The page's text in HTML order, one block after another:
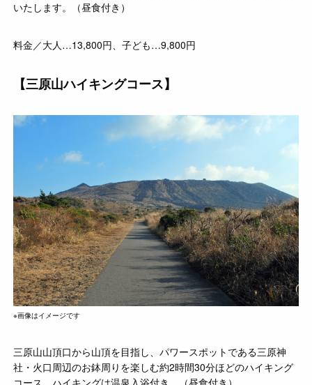
いたします。（昼食付き）
料金／大人…13,800円、子ども…9,800円
【三原山ハイキングコース】
※画像はイメージです
三原山山頂口から山頂を目指し、パワースポットである三原神
社・火口周辺のお鉢周りを楽しむ約2時間30分ほどのハイキング